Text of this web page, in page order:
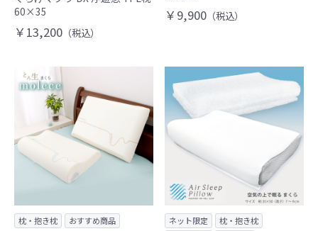
60×35
￥13,200 （税込）
￥9,900 （税込）
枕・抱き枕 おすすめ商品 ネット限定
枕・抱き枕